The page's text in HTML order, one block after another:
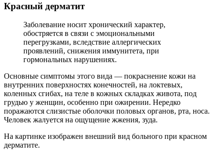
Красный дерматит
Заболевание носит хронический характер,
обостряется в связи с эмоциональными
перегрузками, вследствие аллергических
проявлений, снижения иммунитета, при
гормональных нарушениях.
Основные симптомы этого вида — покраснение кожи на
внутренних поверхностях конечностей, на локтевых,
коленных сгибах, на теле в кожных складках живота, под
грудью у женщин, особенно при ожирении. Нередко
поражаются слизистые оболочки половых органов, рта, носа.
Человек жалуется на ощущение жжения, зуда.
На картинке изображен внешний вид больного при красном
дерматите.